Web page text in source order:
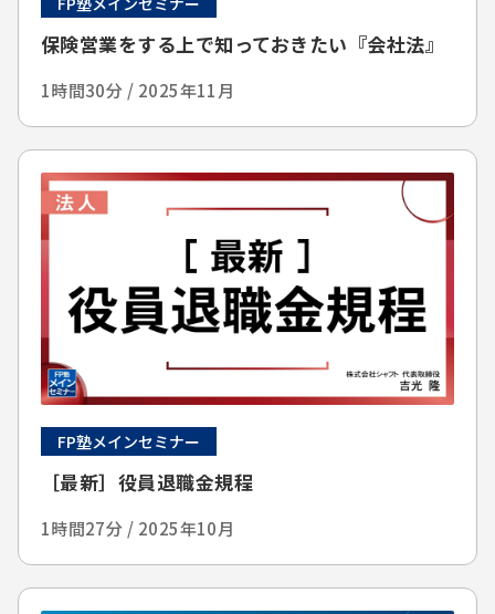
保険営業をする上で知っておきたい『会社法』
1時間30分 / 2025年11月
FP塾メインセミナー
［最新］役員退職金規程
1時間27分 / 2025年10月